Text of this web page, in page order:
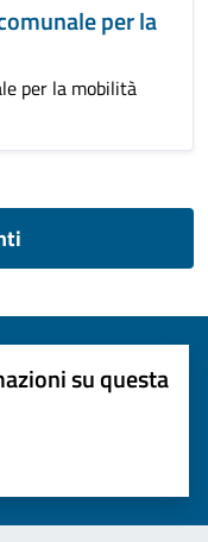
per la
per la mobilità
su questa